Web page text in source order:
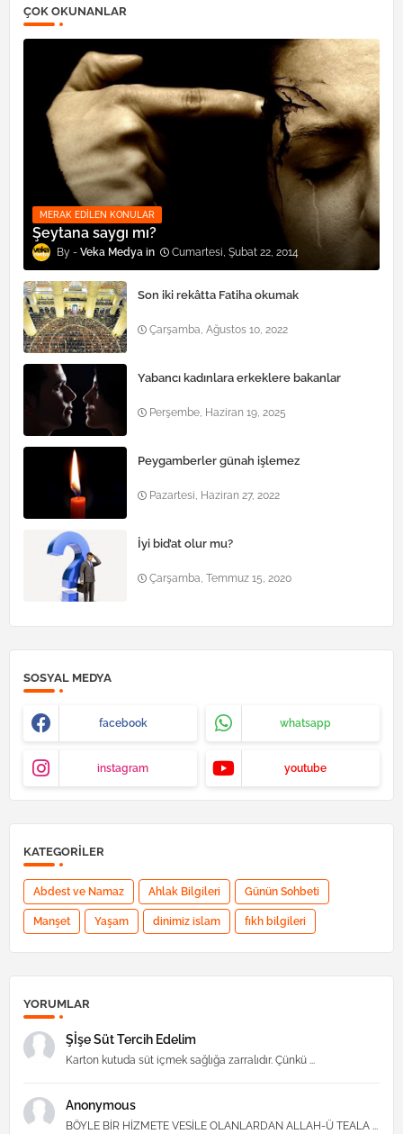
ÇOK OKUNANLAR
MERAK EDILEN KONULAR
Şeytana saygı mı?
Veka Medya Cumartesi, Şubat 22, 2014
Son iki rekâtta Fatiha okumak
Çarşamba, Ağustos 10, 2022
Yabancı kadınlara erkeklere bakanlar
Perşembe, Haziran 19, 2025
Peygamberler günah işlemez
Pazartesi, Haziran 27, 2022
İyi bid’at olur mu?
Çarşamba, Temmuz 15, 2020
SOSYAL MEDYA
facebook whatsapp
instagram youtube
KATEGORILER
Abdest ve Namaz Ahlak Bilgileri Günün Sohbeti
Manşet Yaşam dinimiz islam fıkh bilgileri
YORUMLAR
Şİşe Süt Tercih Edelim
Karton kutuda süt içmek sağlığa zarralıdır. Çünkü ...
Anonymous
BÖYLE BİR HİZMETE VESİLE OLANLARDAN ALLAH-Ü TEALA ...